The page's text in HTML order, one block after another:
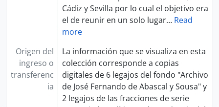
Cádiz y Sevilla por lo cual el objetivo era
el de reunir en un solo lugar… Read
more
Origen del
ingreso o
transferenc
ia
La información que se visualiza en esta
colección corresponde a copias
digitales de 6 legajos del fondo "Archivo
de José Fernando de Abascal y Sousa" y
2 legajos de las fracciones de serie